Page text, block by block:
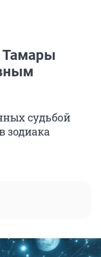
Тамары
судьбой
зодиака